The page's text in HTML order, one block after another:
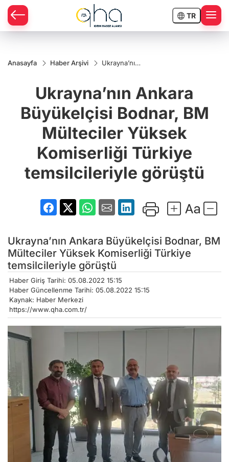
TR
Anasayfa Haber Arşivi
Ukrayna’nın
Bodnar, BM
Mülteciler
Komiserliği
Türkiye
temsilcileriyle
görüştü
Ukrayna’nın Ankara
Büyükelçisi Bodnar, BM
Mülteciler Yüksek
Komiserliği Türkiye
temsilcileriyle görüştü
Ukrayna’nın Ankara Büyükelçisi Bodnar, BM
Mülteciler Yüksek Komiserliği Türkiye
temsilcileriyle görüştü
Haber Giriş Tarihi: 05.08.2022 15:15
Haber Güncellenme Tarihi: 05.08.2022 15:15
Kaynak: Haber Merkezi
https://www.qha.com.tr/